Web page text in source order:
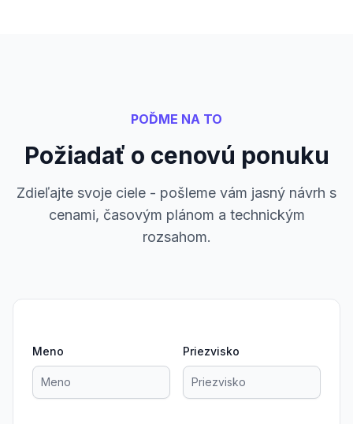
POĎME NA TO
Požiadať o cenovú ponuku
Zdieľajte svoje ciele - pošleme vám jasný návrh s
cenami, časovým plánom a technickým
rozsahom.
Meno Priezvisko